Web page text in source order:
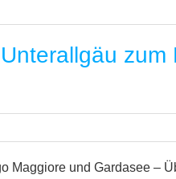
zum
Maggiore und Gardasee –